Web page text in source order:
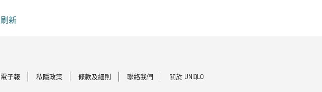
新
子報 私隱政策 條款及細則 聯絡我們 關於 UNIQLO